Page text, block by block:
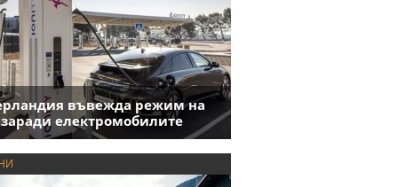
въвежда режим на
заради електромобилите